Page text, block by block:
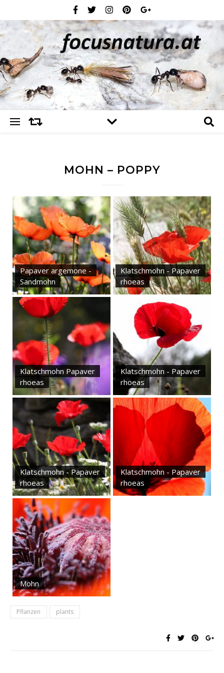
MOHN – POPPY
Papaver argemone -
Sandmohn
Klatschmohn - Papaver
rhoeas
Klatschmohn Papaver
rhoeas
Klatschmohn - Papaver
rhoeas
Klatschmohn - Papaver
rhoeas
Klatschmohn - Papaver
rhoeas
Mohn
Pflanzen plants